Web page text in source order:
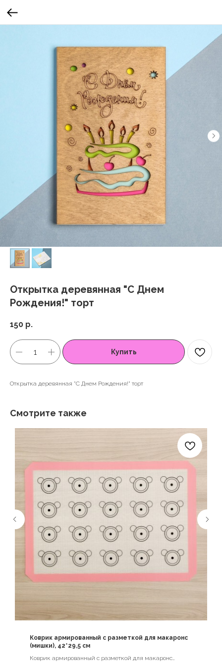
Открытка деревянная "С Днем
Рождения!" торт
150 р.
Купить
Открытка деревянная "С Днем Рождения!" торт
Смотрите также
Коврик армированный с разметкой для макаронс
(мишки), 42*29,5 см
Коврик армированный с разметкой для макаронс